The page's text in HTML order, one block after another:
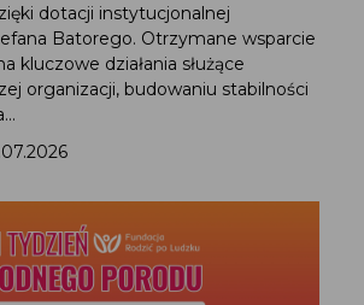
dotacji instytucjonalnej
Batorego. Otrzymane wsparcie
kluczowe działania służące
organizacji, budowaniu stabilności